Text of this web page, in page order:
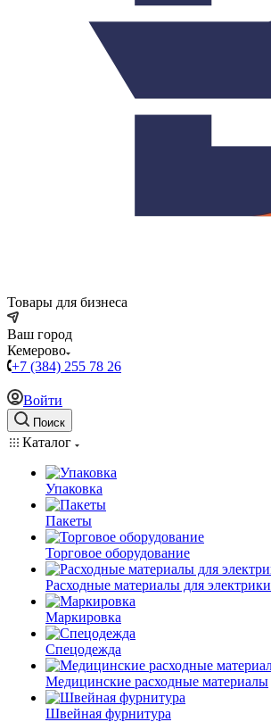
Товары для бизнеса
Ваш город
Кемерово
+7 (384) 255 78 26
Войти
Поиск
Каталог
Упаковка
Пакеты
Торговое оборудование
Расходные материалы для электрики
Маркировка
Спецодежда
Медицинские расходные материалы
Швейная фурнитура